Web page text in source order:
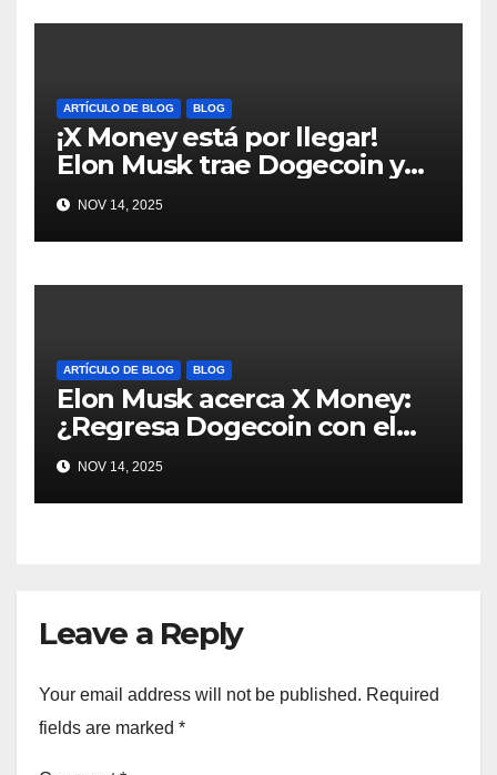
ARTÍCULO DE BLOG BLOG
¡X Money está por llegar!
Elon Musk trae Dogecoin y
más al mundo de pagos
#Crypto #Dogecoin
NOV 14, 2025
ARTÍCULO DE BLOG BLOG
Elon Musk acerca X Money:
¿Regresa Dogecoin con el
nuevo pago nativo? #Cripto
#Dogecoin
NOV 14, 2025
Leave a Reply
Your email address will not be published. Required
fields are marked *